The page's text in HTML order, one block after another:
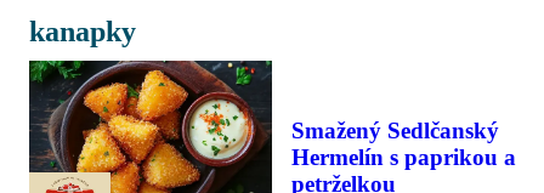
kanapky
Smažený Sedlčanský
Hermelín s paprikou a
petrželkou